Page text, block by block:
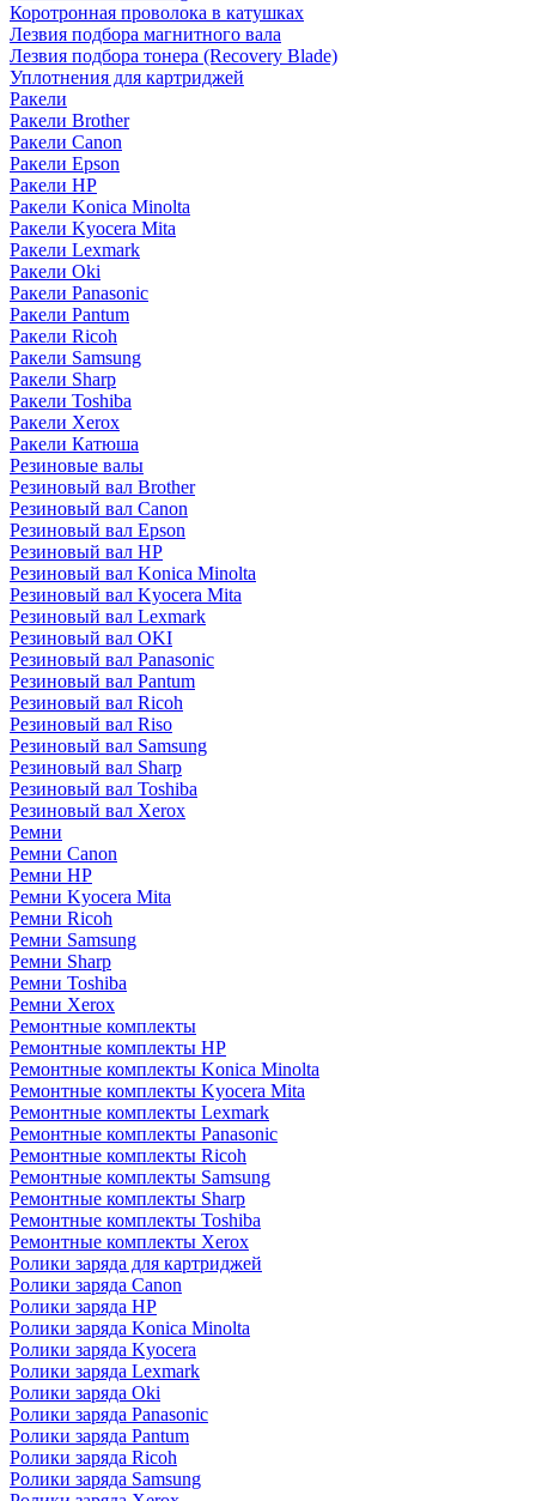
Коротронная проволока в катушках
Лезвия подбора магнитного вала
Лезвия подбора тонера (Recovery Blade)
Уплотнения для картриджей
Ракели
Ракели Brother
Ракели Canon
Ракели Epson
Ракели HP
Ракели Konica Minolta
Ракели Kyocera Mita
Ракели Lexmark
Ракели Oki
Ракели Panasonic
Ракели Pantum
Ракели Ricoh
Ракели Samsung
Ракели Sharp
Ракели Toshiba
Ракели Xerox
Ракели Катюша
Резиновые валы
Резиновый вал Brother
Резиновый вал Canon
Резиновый вал Epson
Резиновый вал HP
Резиновый вал Konica Minolta
Резиновый вал Kyocera Mita
Резиновый вал Lexmark
Резиновый вал OKI
Резиновый вал Panasonic
Резиновый вал Pantum
Резиновый вал Ricoh
Резиновый вал Riso
Резиновый вал Samsung
Резиновый вал Sharp
Резиновый вал Toshiba
Резиновый вал Xerox
Ремни
Ремни Canon
Ремни HP
Ремни Kyocera Mita
Ремни Ricoh
Ремни Samsung
Ремни Sharp
Ремни Toshiba
Ремни Xerox
Ремонтные комплекты
Ремонтные комплекты HP
Ремонтные комплекты Konica Minolta
Ремонтные комплекты Kyocera Mita
Ремонтные комплекты Lexmark
Ремонтные комплекты Panasonic
Ремонтные комплекты Ricoh
Ремонтные комплекты Samsung
Ремонтные комплекты Sharp
Ремонтные комплекты Toshiba
Ремонтные комплекты Xerox
Ролики заряда для картриджей
Ролики заряда Canon
Ролики заряда HP
Ролики заряда Konica Minolta
Ролики заряда Kyocera
Ролики заряда Lexmark
Ролики заряда Oki
Ролики заряда Panasonic
Ролики заряда Pantum
Ролики заряда Ricoh
Ролики заряда Samsung